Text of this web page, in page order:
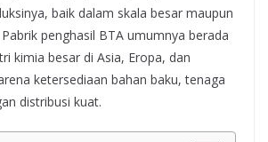
baik dalam skala besar maupun
penghasil BTA umumnya berada
kimia besar di Asia, Eropa, dan
ketersediaan bahan baku, tenaga
distribusi kuat.